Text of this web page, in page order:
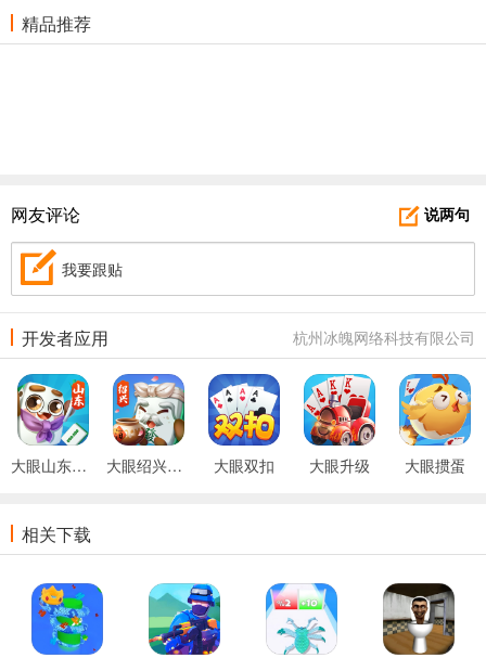
精品推荐
说两句
网友评论
我要跟贴
杭州冰魄网络科技有限公司
开发者应用
大眼山东麻将 大眼绍兴麻将 大眼双扣 大眼升级 大眼掼蛋
相关下载